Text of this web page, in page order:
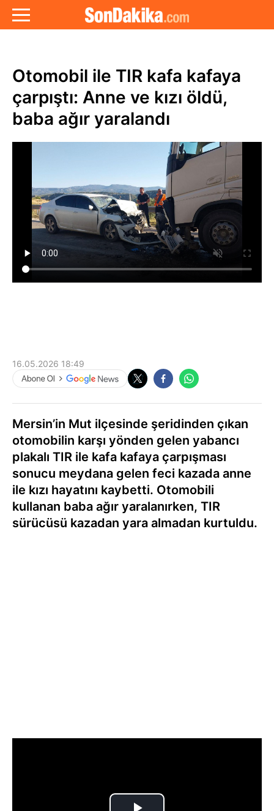
Otomobil ile TIR kafa kafaya
çarpıştı: Anne ve kızı öldü,
baba ağır yaralandı
16.05.2026 18:49
Mersin’in Mut ilçesinde şeridinden çıkan
otomobilin karşı yönden gelen yabancı
plakalı TIR ile kafa kafaya çarpışması
sonucu meydana gelen feci kazada anne
ile kızı hayatını kaybetti. Otomobili
kullanan baba ağır yaralanırken, TIR
sürücüsü kazadan yara almadan kurtuldu.